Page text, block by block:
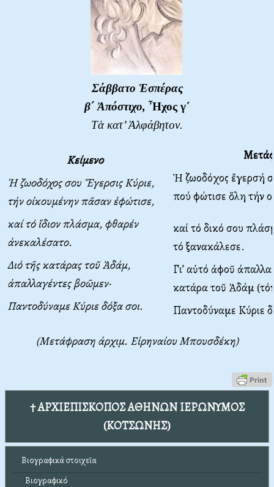
Σάββατο Ἑσπέρας
β΄ Ἀπόστιχο, Ἦχος γ΄
Τὰ κατ’ Ἀλφάβητον.
Κείμενο
Ἡζωοδόχος σου Ἔγερσις Κύριε,
τήν οἰκουμένην πᾶσανἐφώτισε,
καίτό ἴδιον πλάσμα, φθαρέν
ἀνεκαλέσατο.
Διότῆς κατάρας τοῦ Ἀδάμ,
ἀπαλλαγέντες βοῶμεν·
Παντοδύναμε Κύριε δόξα σοι.
Ἡ ζωοδόχος ἔγερσή
πού φώτισε ὅλη τήν
καί τό δικό σου
τό ξανακάλεσε.
Γι’ αὐτό ἀφοῦ
κατάρα τοῦ Ἀδάμ
Παντοδύναμε Κύριε
(Μετάφραση ἀρχιμ. Εἰρηναίου Μπουσδέκη)
† ΑΡΧΙΕΠΙΣΚΟΠΟΣ ΑΘΗΝΩΝ ΙΕΡΩΝΥΜΟΣ
(ΚΟΤΣΩΝΗΣ)
Βιογραφικά στοιχεῖα
Βιογραφικό